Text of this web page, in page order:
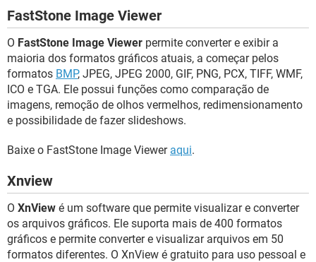
FastStone Image Viewer
O FastStone Image Viewer permite converter e exibir a
maioria dos formatos gráficos atuais, a começar pelos
formatos BMP, JPEG, JPEG 2000, GIF, PNG, PCX, TIFF, WMF,
ICO e TGA. Ele possui funções como comparação de
imagens, remoção de olhos vermelhos, redimensionamento
e possibilidade de fazer slideshows.
Baixe o FastStone Image Viewer aqui.
Xnview
O XnView é um software que permite visualizar e converter
os arquivos gráficos. Ele suporta mais de 400 formatos
gráficos e permite converter e visualizar arquivos em 50
formatos diferentes. O XnView é gratuito para uso pessoal e